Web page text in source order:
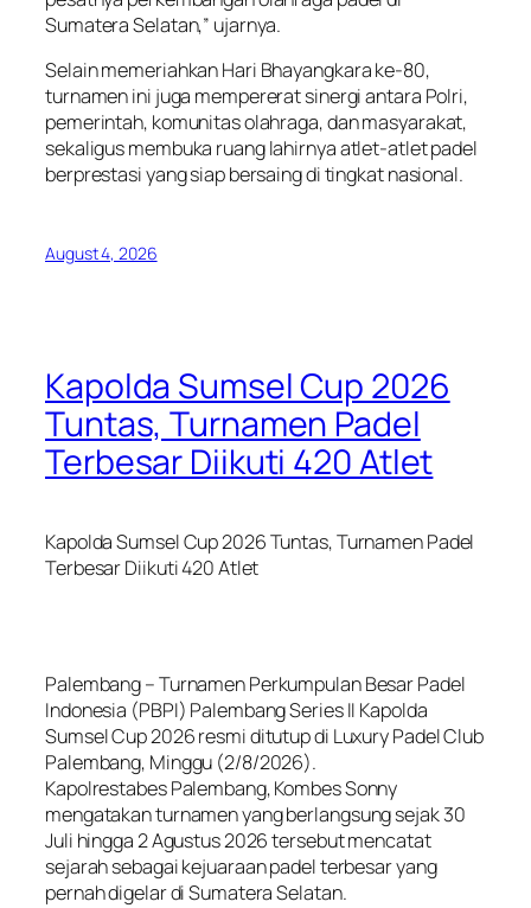
Sumatera Selatan,” ujarnya.
Selain memeriahkan Hari Bhayangkara ke-80,
turnamen ini juga mempererat sinergi antara Polri,
pemerintah, komunitas olahraga, dan masyarakat,
sekaligus membuka ruang lahirnya atlet-atlet padel
berprestasi yang siap bersaing di tingkat nasional.
August 4, 2026
Kapolda Sumsel Cup 2026
Tuntas, Turnamen Padel
Terbesar Diikuti 420 Atlet
Kapolda Sumsel Cup 2026 Tuntas, Turnamen Padel
Terbesar Diikuti 420 Atlet
Palembang – Turnamen Perkumpulan Besar Padel
Indonesia (PBPI) Palembang Series II Kapolda
Sumsel Cup 2026 resmi ditutup di Luxury Padel Club
Palembang, Minggu (2/8/2026).
Kapolrestabes Palembang, Kombes Sonny
mengatakan turnamen yang berlangsung sejak 30
Juli hingga 2 Agustus 2026 tersebut mencatat
sejarah sebagai kejuaraan padel terbesar yang
pernah digelar di Sumatera Selatan.